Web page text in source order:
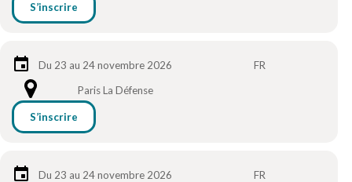
S’inscrire
Du 23 au 24 novembre 2026
FR
Paris La Défense
S’inscrire
Du 23 au 24 novembre 2026
FR